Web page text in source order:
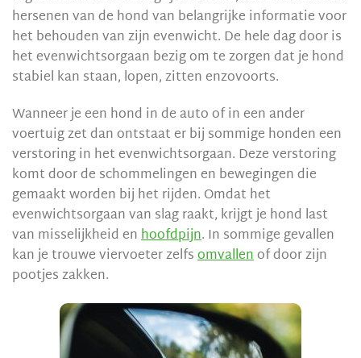
hersenen van de hond van belangrijke informatie voor
het behouden van zijn evenwicht. De hele dag door is
het evenwichtsorgaan bezig om te zorgen dat je hond
stabiel kan staan, lopen, zitten enzovoorts.
Wanneer je een hond in de auto of in een ander
voertuig zet dan ontstaat er bij sommige honden een
verstoring in het evenwichtsorgaan. Deze verstoring
komt door de schommelingen en bewegingen die
gemaakt worden bij het rijden. Omdat het
evenwichtsorgaan van slag raakt, krijgt je hond last
van misselijkheid enhoofdpijn. In sommige gevallen
kan je trouwe viervoeter zelfsomvallenof door zijn
pootjes zakken.